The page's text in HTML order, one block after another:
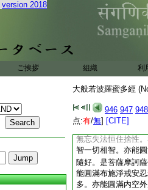
version 2018
ご挨拶 組織 利
大般若波羅蜜多經
946 947 948
点:有/無] [CITE]
異空本性空自相空
空無性空自性空無
如法界法性不虚妄
性法定法住實際虚
聖道支。亦
圓滿四靜慮四無量
解脱八勝處九次第
切三摩地門陀羅尼
願解脱門。亦能圓
佛十力四無所畏四
亦能圓滿大慈大悲
無忘失法恒住捨性
智一切相智。亦能
隨好。是菩薩摩訶
能圓滿布施淨戒安
多。亦能圓滿内空